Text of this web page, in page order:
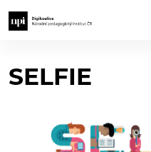
SELFIE